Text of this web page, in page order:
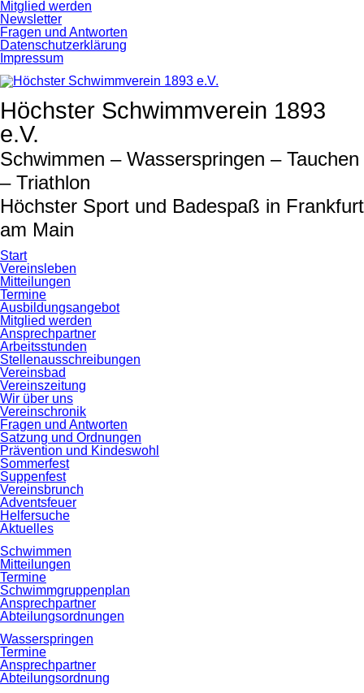
Navigation
überspringen
Mitglied werden
Newsletter
Fragen und Antworten
Datenschutzerklärung
Impressum
Höchster Schwimmverein 1893
e.V.
Schwimmen – Wasserspringen – Tauchen
– Triathlon
Höchster Sport und Badespaß in Frankfurt
am Main
Start
Vereinsleben
Mitteilungen
Termine
Ausbildungsangebot
Mitglied werden
Ansprechpartner
Arbeitsstunden
Stellenausschreibungen
Vereinsbad
Vereinszeitung
Wir über uns
Vereinschronik
Fragen und Antworten
Satzung und Ordnungen
Prävention und Kindeswohl
Sommerfest
Suppenfest
Vereinsbrunch
Adventsfeuer
Helfersuche
Aktuelles
Schwimmen
Mitteilungen
Termine
Schwimmgruppenplan
Ansprechpartner
Abteilungsordnungen
Wasserspringen
Termine
Ansprechpartner
Abteilungsordnung